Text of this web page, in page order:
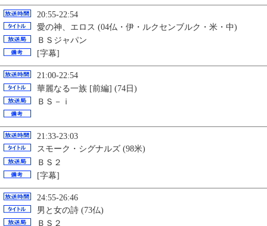
20:55-22:54
愛の神、エロス (04仏・伊・ルクセンブルク・米・中)
ＢＳジャパン
[字幕]
21:00-22:54
華麗なる一族 [前編] (74日)
ＢＳ－ｉ
21:33-23:03
スモーク・シグナルズ (98米)
ＢＳ２
[字幕]
24:55-26:46
男と女の詩 (73仏)
ＢＳ２